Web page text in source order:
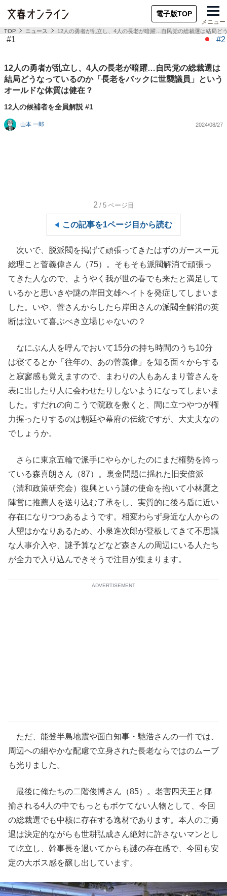
電子版TOP
メニュー
TOP ニュース 12人の勇者が乱立し、4人の長老が暗躍…自民党の総裁選は結局ど
#1 #2
12人の勇者が乱立し、4人の長老が暗躍…自民党の総裁選は
結局どうなっているのか「長老をバックに世襲議員」という
オールドな体質は健在？
12人の候補者を全員解説 #1
山本 一郎 2024/08/27
2 /5 ページ目
この記事を1ページ目から読む
次いで、脱派閥を掲げて頑張ってきたはずのガースー元
総理こと菅義偉さん（75）。そもそも派閥解消で頑張っ
てきた人なので、ようやく我が世の春でも来たと満足して
いるかと思いきや謎の岸田文雄ヘイトを発症してしまいま
した。いや、菅さんからしたら岸田さんの派閥全解消の英
断は泣いて喜ぶべき立場じゃないの？
なにぶん人を呼んでおいて15分の持ち時間のうち10分
は寝てるとか「往年の、あの菅義偉」を知る面々からする
と寂寥感も覚えますので、まわりの人もあんまり菅さんを
表に出したり人に会わせたりしないようになってしまいま
した。すだれの向こうで院政を敷くと、間に立つやつが権
力握ったりするのは朝廷や幕府の伝統ですが、大丈夫なの
でしょうか。
さらに東京五輪で派手にやらかしたのにまだ権勢を誇っ
ている森喜朗さん（87）。裏金問題に揺れた旧安倍派
（清和政策研究会）復興という謎の使命を抱いて小林鷹之
陣営に推薦人を送り込む了承をし、実質的に後ろ盾に近い
存在になりつつあるようです。相変わらず身近な人からの
人望はかなりあるため、小泉進次郎が登板してきて不思議
な人事介入や、謎予算などなど森さんの周辺にいる人たち
が全力で入り込んできそうで注目が集まります。
ADVERTISEMENT
ただ、能登半島地震や面白知事・馳浩さんの一件では、
周辺への細やかな配慮で立身された長老ならではのムーブ
も光りました。
最後に俺たちの二階俊博さん（85）。老害四天王と揶
揄される4人の中でもっともボケてない人物として、今回
の総裁選でも中核に存在する逸材であります。本人のご勇
退は決定的ながらも世耕弘成さん絶対に許さないマンとし
て屹立し、幹事長を退いてからも謎の存在感で、今回も安
定の大ボス感を醸し出しています。